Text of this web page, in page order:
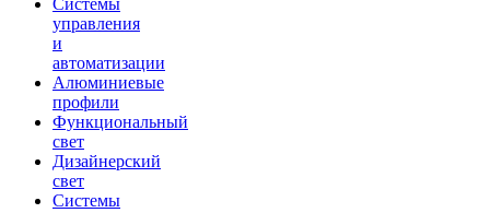
Системы
управления
и
автоматизации
Алюминиевые
профили
Функциональный
свет
Дизайнерский
свет
Системы